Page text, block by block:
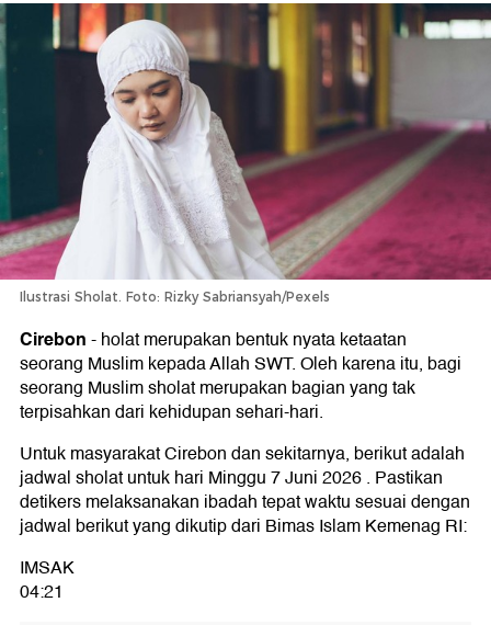
Ilustrasi Sholat. Foto: Rizky Sabriansyah/Pexels
Cirebon-holat merupakan bentuk nyata ketaatan
seorang Muslim kepada Allah SWT. Oleh karena itu, bagi
seorang Muslim sholat merupakan bagian yang tak
terpisahkan dari kehidupan sehari-hari.
Untuk masyarakat Cirebon dan sekitarnya, berikut adalah
jadwal sholat untuk hari Minggu 7 Juni 2026 . Pastikan
detikers melaksanakan ibadah tepat waktu sesuai dengan
jadwal berikut yang dikutip dari Bimas Islam Kemenag RI:
IMSAK
04:21